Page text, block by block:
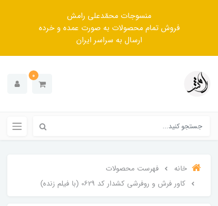
منسوجات محمّدعلی رامش
فروش تمام محصولات به صورت عمده و خرده
ارسال به سراسر ایران
0
خانه
فهرست محصولات
کاور فرش و روفرشی کشدار کد 0629 (با فیلم زنده)